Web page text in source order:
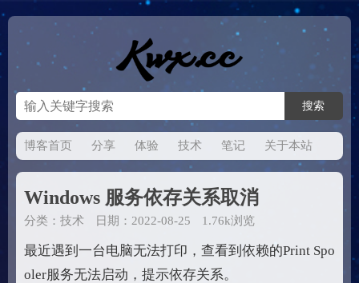
博客首页 分享 体验 技术 笔记 关于本站
Windows 服务依存关系取消
分类： 技术 日期：2022-08-25 1.76k浏览
最近遇到一台电脑无法打印，查看到依赖的Print Spo
oler服务无法启动，提示依存关系。